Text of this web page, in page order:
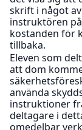
skrift i något
instruktören
kostanden för
tillbaka.
Eleven som
att dom
använda
instruktioner
deltagare i
omedelbar